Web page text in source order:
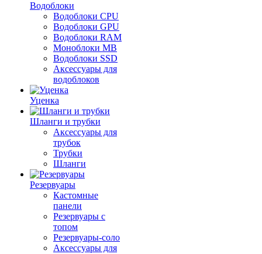
Водоблоки
Водоблоки CPU
Водоблоки GPU
Водоблоки RAM
Моноблоки MB
Водоблоки SSD
Аксессуары для
водоблоков
Уценка
Шланги и трубки
Аксессуары для
трубок
Трубки
Шланги
Резервуары
Кастомные
панели
Резервуары с
топом
Резервуары-соло
Аксессуары для